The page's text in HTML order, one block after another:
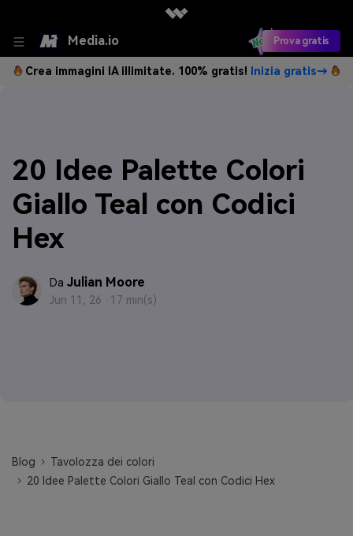
Media.io Prova gratis
Crea immagini IA illimitate. 100% gratis! Inizia gratis→
20 Idee Palette Colori
Giallo Teal con Codici
Hex
Da Julian Moore
Jun 11, 26 · 17 min(s)
Blog
Tavolozza dei colori
20 Idee Palette Colori Giallo Teal con Codici Hex